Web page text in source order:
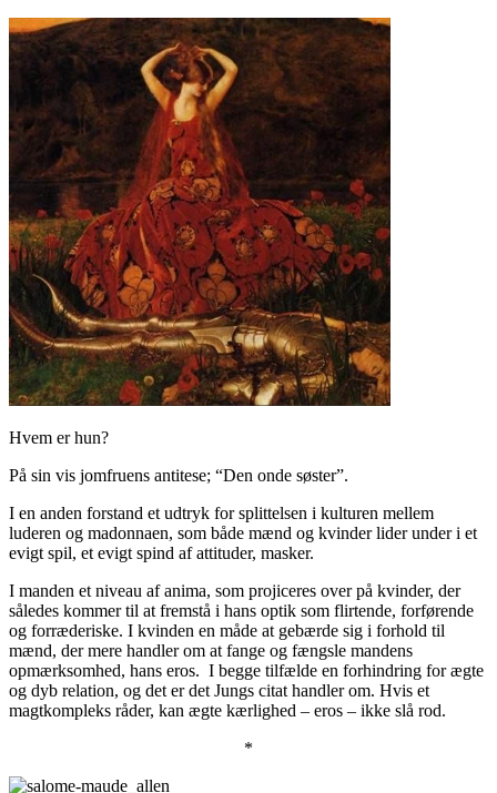
Hvem er hun?
På sin vis jomfruens antitese; “Den onde søster”.
I en anden forstand et udtryk for splittelsen i kulturen mellem
luderen og madonnaen, som både mænd og kvinder lider under i et
evigt spil, et evigt spind af attituder, masker.
I manden et niveau af anima, som projiceres over på kvinder, der
således kommer til at fremstå i hans optik som flirtende, forførende
og forræderiske. I kvinden en måde at gebærde sig i forhold til
mænd, der mere handler om at fange og fængsle mandens
opmærksomhed, hans eros. I begge tilfælde en forhindring for ægte
og dyb relation, og det er det Jungs citat handler om. Hvis et
magtkompleks råder, kan ægte kærlighed – eros – ikke slå rod.
*